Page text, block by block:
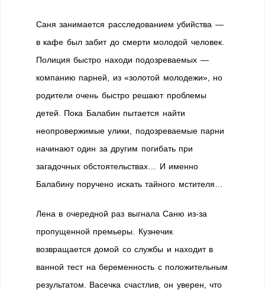
Саня занимается расследованием убийства —
в кафе был забит до смерти молодой человек.
Полиция быстро находи подозреваемых —
компанию парней, из «золотой молодежи», но
родители очень быстро решают проблемы
детей. Пока Балабин пытается найти
неопровержимые улики, подозреваемые парни
начинают один за другим погибать при
загадочных обстоятельствах… И именно
Балабину поручено искать тайного мстителя…
Лена в очередной раз выгнала Саню из-за
пропущенной премьеры. Кузнечик
возвращается домой со службы и находит в
ванной тест на беременность с положительным
результатом. Васечка счастлив, он уверен, что